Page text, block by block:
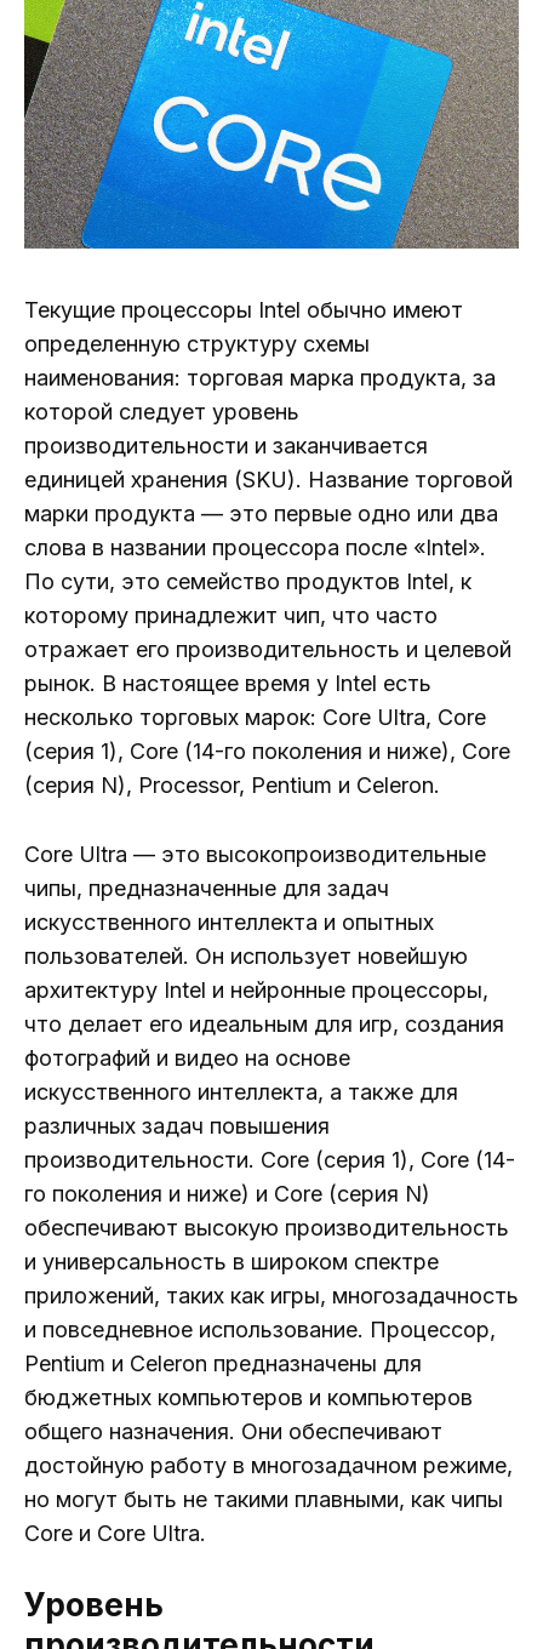
Текущие процессоры Intel обычно имеют
определенную структуру схемы
наименования: торговая марка продукта, за
которой следует уровень
производительности и заканчивается
единицей хранения (SKU). Название торговой
марки продукта — это первые одно или два
слова в названии процессора после «Intel».
По сути, это семейство продуктов Intel, к
которому принадлежит чип, что часто
отражает его производительность и целевой
рынок. В настоящее время у Intel есть
несколько торговых марок: Core Ultra, Core
(серия 1), Core (14-го поколения и ниже), Core
(серия N), Processor, Pentium и Celeron.
Core Ultra — это высокопроизводительные
чипы, предназначенные для задач
искусственного интеллекта и опытных
пользователей. Он использует новейшую
архитектуру Intel и нейронные процессоры,
что делает его идеальным для игр, создания
фотографий и видео на основе
искусственного интеллекта, а также для
различных задач повышения
производительности. Core (серия 1), Core (14-
го поколения и ниже) и Core (серия N)
обеспечивают высокую производительность
и универсальность в широком спектре
приложений, таких как игры, многозадачность
и повседневное использование. Процессор,
Pentium и Celeron предназначены для
бюджетных компьютеров и компьютеров
общего назначения. Они обеспечивают
достойную работу в многозадачном режиме,
но могут быть не такими плавными, как чипы
Core и Core Ultra.
Уровень